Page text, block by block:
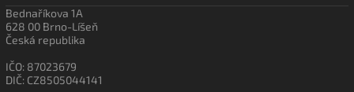
Bednaříkova 1A
628 00 Brno-Líšeň
Česká republika
IČO: 87023679
DIČ: CZ8505044141